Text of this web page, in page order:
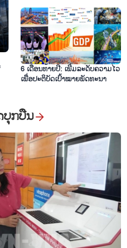
ງຖ້ຳ ຫົວມ້າ ຢູ່ແຂວງ ທ້າຍງວຽນ
ງລາວດ້ານວັດທະນະທຳຢູ່ “ອານາຈັກດິນຈີ່
6 ເດືອນ​ທ້າຍ​ປີ: ເພີ່ມ​ລະ​ດັບ​ຄວາ​ມ​ໄວ​
ເພື່ອ​ປະ​ຕິ​ບັດ​ເປົ້າ​ໝາຍ​ພັດ​ທະ​ນາ
ບຸກ​ບືນ